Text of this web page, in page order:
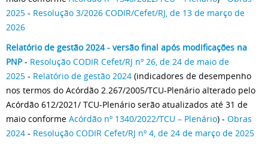
2025 - Resolução 3/2026 CODIR/Cefet/RJ, de 13 de março de
2026
Relatório de gestão 2024 - versão final após modificações na
PNP- Resolução CODIR Cefet/RJ nº 26, de 24 de maio de
2025 - Relatório de gestão 2024 (indicadores de desempenho
nos termos do Acórdão 2.267/2005/TCU-Plenário alterado pelo
Acórdão 612/2021/ TCU-Plenário serão atualizados até 31 de
maio conforme Acórdão nº 1340/2022/TCU – Plenário) - Obras
2024 - Resolução CODIR Cefet/RJ nº 4, de 24 de março de 2025